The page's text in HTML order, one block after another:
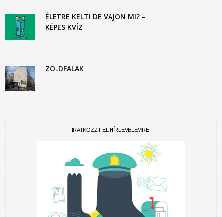
ÉLETRE KELT! DE VAJON MI? –
KÉPES KVÍZ
ZÖLDFALAK
IRATKOZZ FEL HÍRLEVELEMRE!